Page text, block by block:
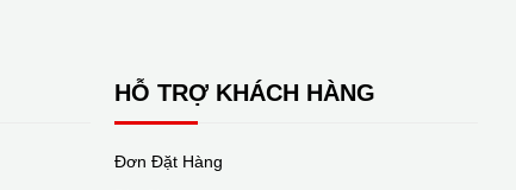
HỖ TRỢ KHÁCH HÀNG
Đơn Đặt Hàng